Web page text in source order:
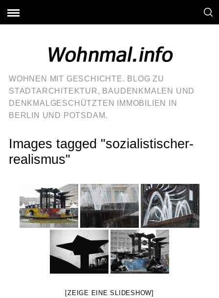
WOHNEN MIT GESCHICHTE. BLOG ZU
STADTARCHITEKTUR, BAUDENKMALEN UND
DENKMALGESCHÜTZTEN IMMOBILIEN IN
BERLIN UND POTSDAM.
Images tagged "sozialistischer-
realismus"
[ZEIGE EINE SLIDESHOW]